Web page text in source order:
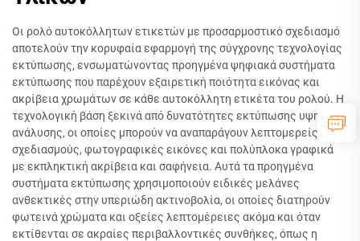
Οι ρολό αυτοκόλλητων ετικετών με προσαρμοστικό σχεδιασμό
αποτελούν την κορυφαία εφαρμογή της σύγχρονης τεχνολογίας
εκτύπωσης, ενσωματώνοντας προηγμένα ψηφιακά συστήματα
εκτύπωσης που παρέχουν εξαιρετική ποιότητα εικόνας και
ακρίβεια χρωμάτων σε κάθε αυτοκόλλητη ετικέτα του ρολού. Η
τεχνολογική βάση ξεκινά από δυνατότητες εκτύπωσης υψηλής
ανάλυσης, οι οποίες μπορούν να αναπαράγουν λεπτομερείς
σχεδιασμούς, φωτογραφικές εικόνες και πολύπλοκα γραφικά
με εκπληκτική ακρίβεια και σαφήνεια. Αυτά τα προηγμένα
συστήματα εκτύπωσης χρησιμοποιούν ειδικές μελάνες
ανθεκτικές στην υπεριώδη ακτινοβολία, οι οποίες διατηρούν
φωτεινά χρώματα και οξείες λεπτομέρειες ακόμα και όταν
εκτίθενται σε ακραίες περιβαλλοντικές συνθήκες, όπως η